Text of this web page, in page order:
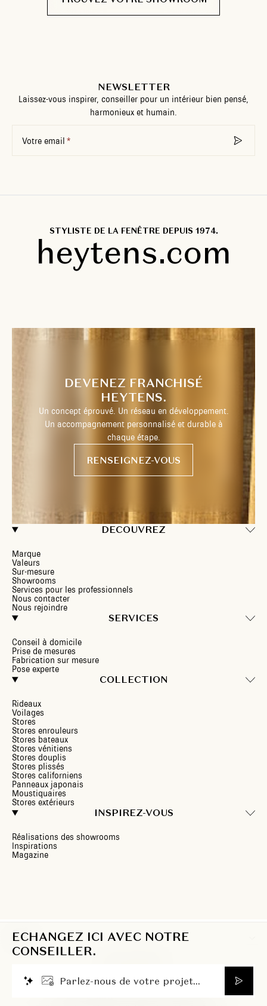
ECHANGEZ ICI AVEC NOTRE
CONSEILLER.
Parlez-nous de votre projet...
NEWSLETTER
Laissez-vous inspirer, conseiller pour un intérieur bien pensé,
harmonieux et humain.
Votre email
STYLISTE DE LA FENÊTRE DEPUIS 1974.
heytens.com
DECOUVREZ
Marque
Valeurs
Sur-mesure
Showrooms
Services pour les professionnels
Nous contacter
Nous rejoindre
SERVICES
Conseil à domicile
Prise de mesures
Fabrication sur mesure
Pose experte
COLLECTION
Rideaux
Voilages
Stores
Stores enrouleurs
Stores bateaux
Stores vénitiens
Stores douplis
Stores plissés
Stores californiens
Panneaux japonais
Moustiquaires
Stores extérieurs
INSPIREZ-VOUS
Réalisations des showrooms
Inspirations
Magazine
DEVENEZ FRANCHISÉ
HEYTENS.
Un concept éprouvé. Un réseau en développement.
Un accompagnement personnalisé et durable à
chaque étape.
RENSEIGNEZ-VOUS
FR